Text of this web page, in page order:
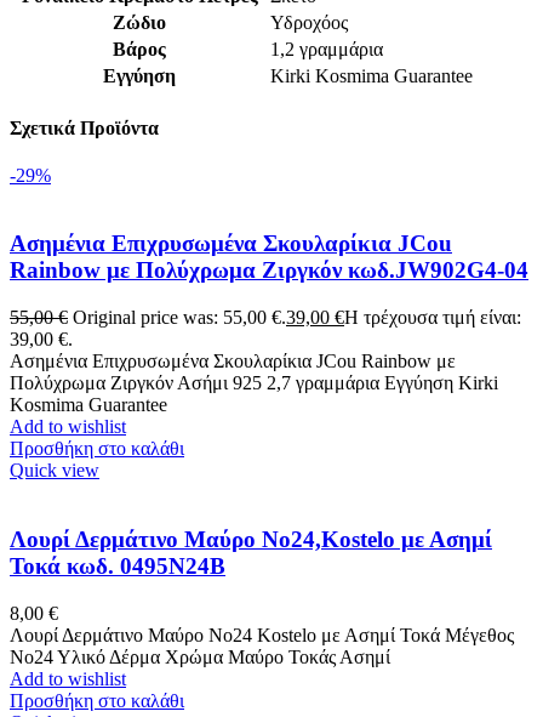
Ζώδιο
Υδροχόος
Βάρος
1,2 γραμμάρια
Εγγύηση
Kirki Kosmima Guarantee
Σχετικά Προϊόντα
-29%
Ασημένια Επιχρυσωμένα Σκουλαρίκια JCou
Rainbow με Πολύχρωμα Ζιργκόν κωδ.JW902G4-04
55,00€ Original price was: 55,00 €.39,00 €Η τρέχουσα τιμή είναι:
39,00 €.
Ασημένια Επιχρυσωμένα Σκουλαρίκια JCou Rainbow με
Πολύχρωμα Ζιργκόν Ασήμι 925 2,7 γραμμάρια Εγγύηση Kirki
Kosmima Guarantee
Add to wishlist
Προσθήκη στο καλάθι
Quick view
Λουρί Δερμάτινο Μαύρο No24,Kostelo με Ασημί
Τοκά κωδ. 0495N24B
8,00 €
Λουρί Δερμάτινο Μαύρο No24 Kostelo με Ασημί Τοκά Μέγεθος
Νο24 Υλικό Δέρμα Χρώμα Μαύρο Τοκάς Ασημί
Add to wishlist
Προσθήκη στο καλάθι